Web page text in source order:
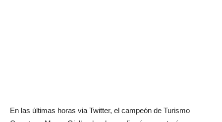
En las últimas horas via Twitter, el campeón de Turismo